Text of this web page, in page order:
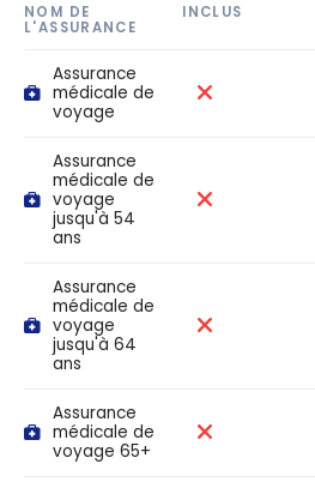
NOM DE
L'ASSURANCE
INCLUS
Assurance
médicale de
voyage
Assurance
médicale de
voyage
jusqu'à 54
ans
Assurance
médicale de
voyage
jusqu'à 64
ans
Assurance
médicale de
voyage 65+